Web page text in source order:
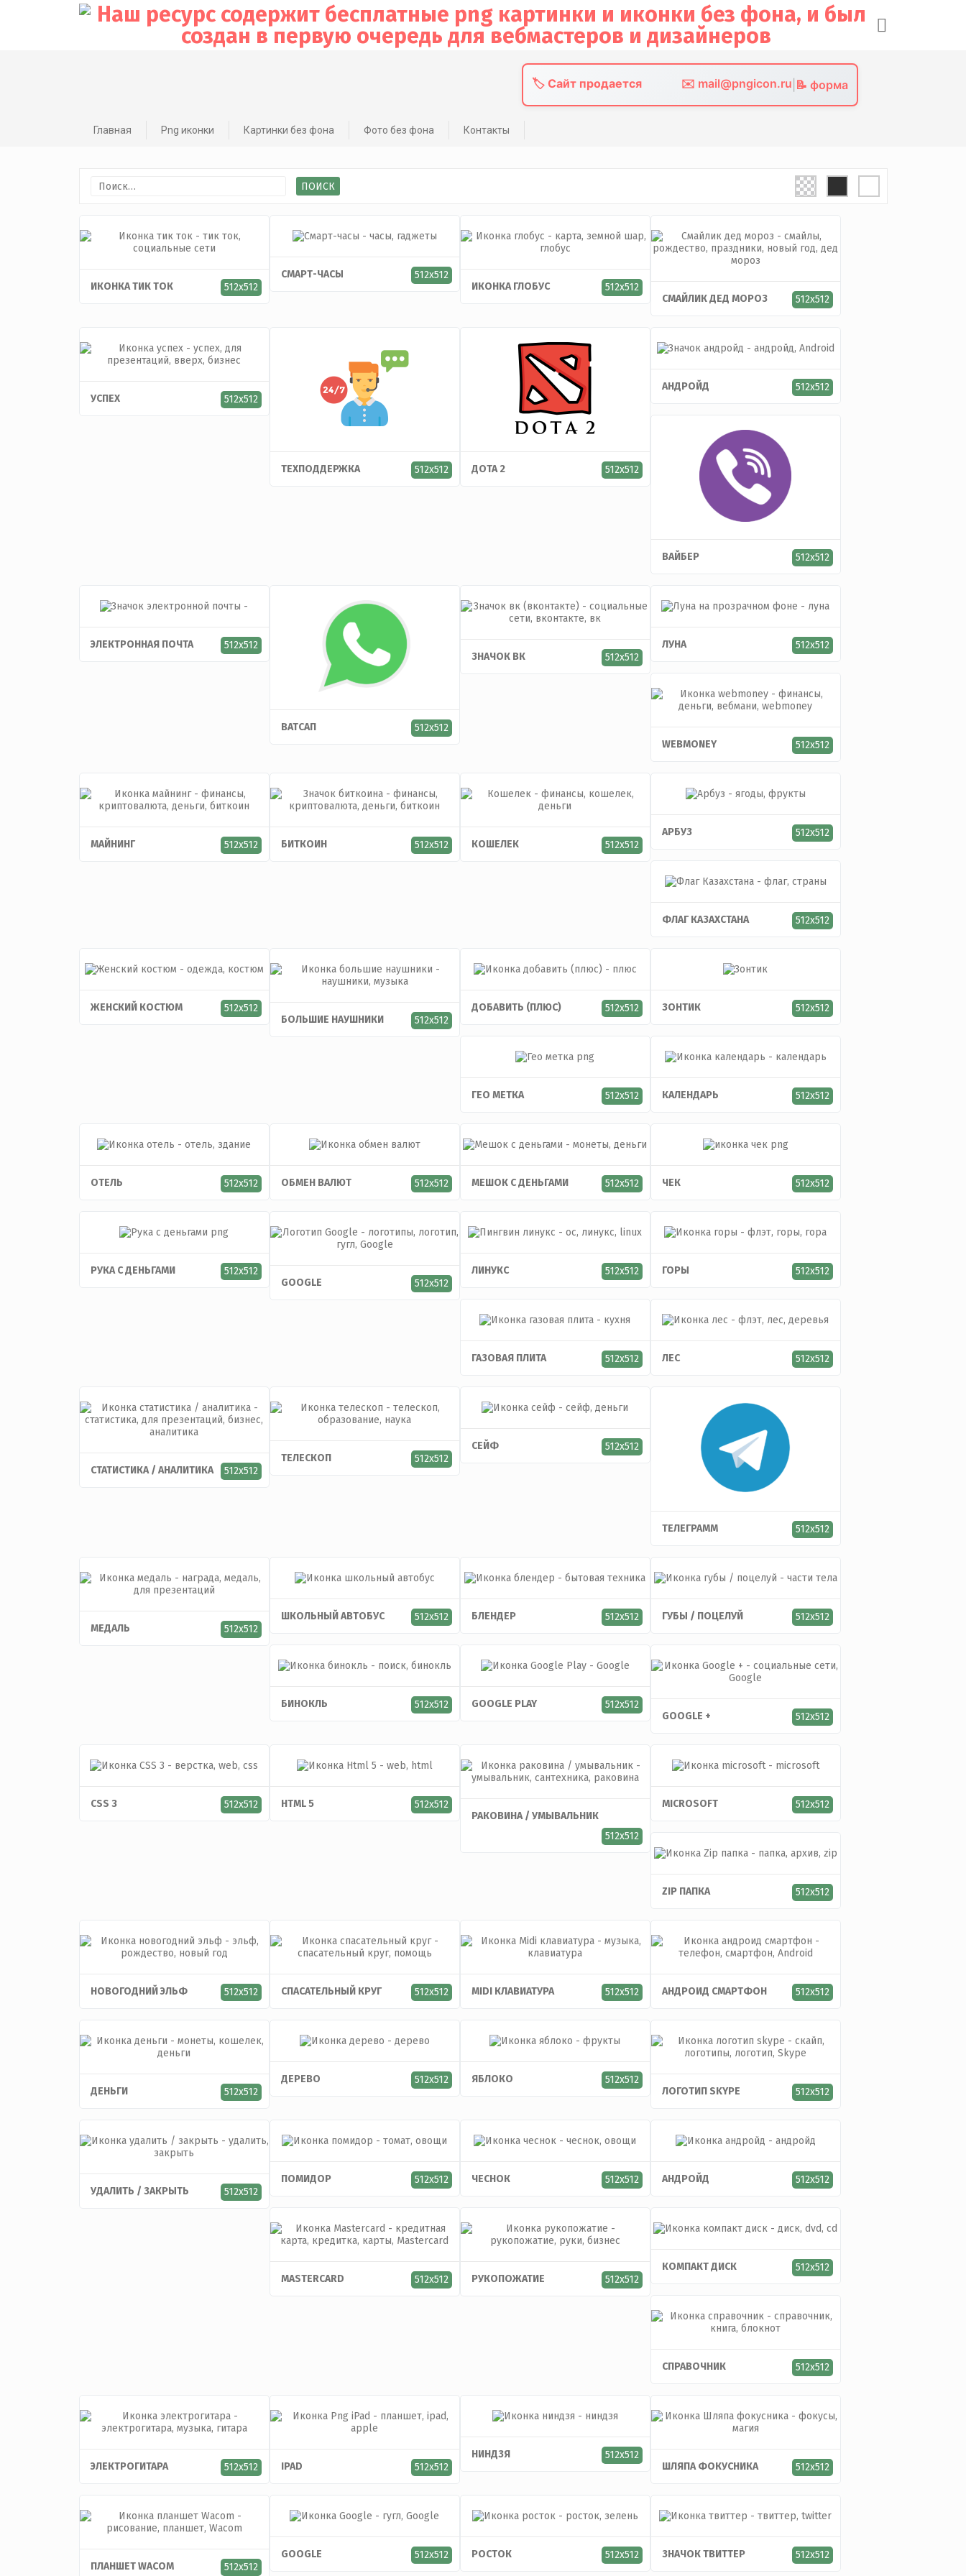
🏷️ Сайт продается ✉️ mail@pngicon.ru 📝 форма
Главная Png иконки Картинки без фона Фото без фона Контакты
Найти:
ИКОНКА ТИК ТОК 512x512
CМАРТ-ЧАСЫ
512x512
ИКОНКА ГЛОБУС
512x512
СМАЙЛИК ДЕД МОРОЗ
512x512
УСПЕХ 512x512
ТЕХПОДДЕРЖКА 512x512 ДОТА 2 512x512
АНДРОЙД 512x512
ВАЙБЕР 512x512
ЭЛЕКТРОННАЯ ПОЧТА 512x512
ВАТСАП 512x512
ЗНАЧОК ВК 512x512
ЛУНА 512x512
WEBMONEY 512x512
МАЙНИНГ 512x512 БИТКОИН 512x512 КОШЕЛЕК 512x512
АРБУЗ 512x512
ФЛАГ КАЗАХСТАНА 512x512
ЖЕНСКИЙ КОСТЮМ
512x512
БОЛЬШИЕ НАУШНИКИ
512x512
ДОБАВИТЬ (ПЛЮС) 512x512 ЗОНТИК 512x512
ГЕО МЕТКА 512x512 КАЛЕНДАРЬ 512x512
ОТЕЛЬ 512x512 ОБМЕН ВАЛЮТ 512x512 МЕШОК С ДЕНЬГАМИ 512x512 ЧЕК 512x512
РУКА С ДЕНЬГАМИ
512x512
GOOGLE
512x512
ЛИНУКС 512x512 ГОРЫ 512x512
ГАЗОВАЯ ПЛИТА 512x512 ЛЕС 512x512
СТАТИСТИКА / АНАЛИТИКА 512x512
ТЕЛЕСКОП 512x512
СЕЙФ 512x512
ТЕЛЕГРАММ 512x512
МЕДАЛЬ 512x512
ШКОЛЬНЫЙ АВТОБУС 512x512 БЛЕНДЕР 512x512 ГУБЫ / ПОЦЕЛУЙ 512x512
БИНОКЛЬ 512x512 GOOGLE PLAY
512x512
GOOGLE +
512x512
CSS 3 512x512 HTML 5
512x512
РАКОВИНА / УМЫВАЛЬНИК
512x512
MICROSOFT 512x512
ZIP ПАПКА 512x512
НОВОГОДНИЙ ЭЛЬФ 512x512 СПАСАТЕЛЬНЫЙ КРУГ 512x512 MIDI КЛАВИАТУРА 512x512 АНДРОИД СМАРТФОН 512x512
ДЕНЬГИ 512x512
ДЕРЕВО 512x512 ЯБЛОКО
512x512
ЛОГОТИП SKYPE
512x512
УДАЛИТЬ / ЗАКРЫТЬ 512x512
ПОМИДОР 512x512 ЧЕСНОК 512x512 АНДРОЙД 512x512
MASTERCARD 512x512 РУКОПОЖАТИЕ 512x512
КОМПАКТ ДИСК 512x512
СПРАВОЧНИК 512x512
ЭЛЕКТРОГИТАРА 512x512 IPAD 512x512
НИНДЗЯ
512x512
ШЛЯПА ФОКУСНИКА
512x512
ПЛАНШЕТ WACOM 512x512
GOOGLE 512x512 РОСТОК 512x512 ЗНАЧОК ТВИТТЕР 512x512